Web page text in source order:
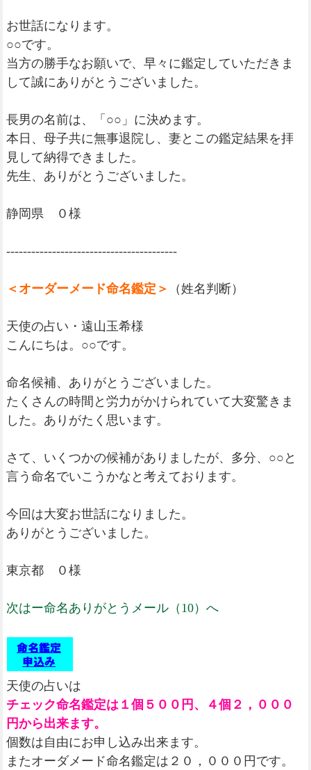
お世話になります。
○○です。
当方の勝手なお願いで、早々に鑑定していただきま
して誠にありがとうございました。
長男の名前は、「○○」に決めます。
本日、母子共に無事退院し、妻とこの鑑定結果を拝
見して納得できました。
先生、ありがとうございました。
静岡県 ０様
-----------------------------------------
＜オーダーメード命名鑑定＞ （姓名判断）
天使の占い・遠山玉希様
こんにちは。○○です。
命名候補、ありがとうございました。
たくさんの時間と労力がかけられていて大変驚きま
した。ありがたく思います。
さて、いくつかの候補がありましたが、多分、○○と
言う命名でいこうかなと考えております。
今回は大変お世話になりました。
ありがとうございました。
東京都 ０様
次はー命名ありがとうメール（10）へ
天使の占いは
チェック命名鑑定は１個５００円、４個２，０００
円から出来ます。
個数は自由にお申し込み出来ます。
またオーダメード命名鑑定は２０，０００円です。